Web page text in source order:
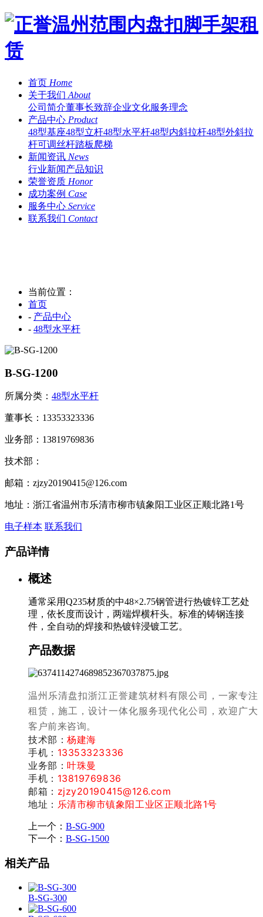
首页 Home
关于我们 About
公司简介董事长致辞企业文化服务理念
产品中心 Product
48型基座48型立杆48型水平杆48型内斜拉杆48型外斜拉
杆可调丝杆踏板爬梯
新闻资讯 News
行业新闻产品知识
荣誉资质 Honor
成功案例 Case
服务中心 Service
联系我们 Contact
当前位置：
首页
- 产品中心
- 48型水平杆
B-SG-1200
所属分类： 48型水平杆
董事长：13353323336
业务部：13819769836
技术部：
邮箱：zjzy20190415@126.com
地址：浙江省温州市乐清市柳市镇象阳工业区正顺北路1号
电子样本 联系我们
产品详情
概述
通常采用Q235材质的中48×2.75钢管进行热镀锌工艺处
理，依长度而设计，两端焊横杆头。标准的铸钢连接
件，全自动的焊接和热镀锌浸镀工艺。
产品数据
温州乐清盘扣浙江正誉建筑材料有限公司，一家专注
租赁，施工，设计一体化服务现代化公司，欢迎广大
客户前来咨询。
技术部：杨建海
手机： 13353323336
业务部：叶珠曼
手机： 13819769836
邮箱： zjzy20190415@126.com
地址： 乐清市柳市镇象阳工业区正顺北路1号
上一个： B-SG-900
下一个： B-SG-1500
相关产品
B-SG-300